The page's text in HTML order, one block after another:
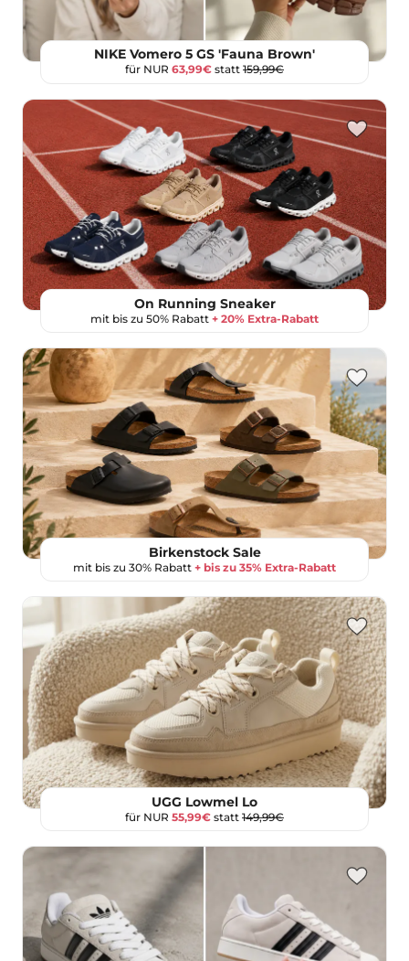
NIKE Vomero 5 GS 'Fauna Brown'
für NUR 63,99€ statt 159,99€
On Running Sneaker
mit bis zu 50% Rabatt + 20% Extra-Rabatt
Birkenstock Sale
mit bis zu 30% Rabatt + bis zu 35% Extra-Rabatt
UGG Lowmel Lo
für NUR 55,99€ statt 149,99€